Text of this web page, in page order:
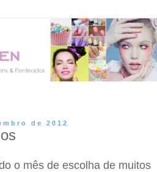
de 2012
o mês de escolha de muitos